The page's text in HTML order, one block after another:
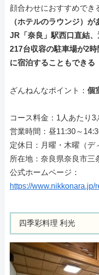
顔合わせにおすすめでき
（ホテルのラウンジ）
JR「奈良」駅西口直結
217台収容の駐車場が2
に宿泊することもできる
ざんねんなポイント： 個
コース料金：1人あたり
営業時間：昼11:30～
定休日：月曜・木曜（デ
所在地：奈良県奈良市三
公式ホームページ：
https://www.nikkonara.jp/
四季彩料理 利光